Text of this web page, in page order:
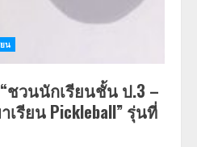
น
ชวนนักเรียนชั้น ป.3 –
รียน Pickleball” รุ่นที่